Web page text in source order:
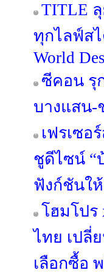
TITLE
ทุกไลฟ์สไ
World
ซีคอน รุ
บางแสน-
เฟรเซอ
ชูดีไซน์ “
ฟังก์ชันใ
โฮมโปร
ไทย เปลี่
เลือกซื้อ